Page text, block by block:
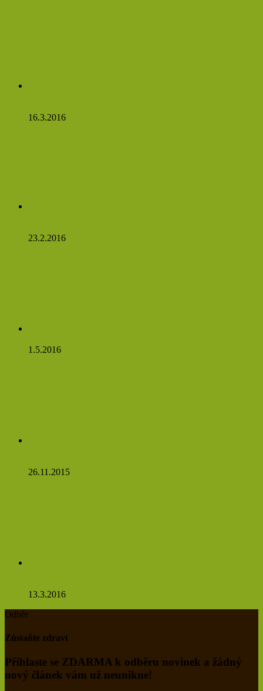
16.3.2016
23.2.2016
1.5.2016
26.11.2015
13.3.2016
Odběr
Zůstaňte zdraví
Přihlaste se ZDARMA k odběru novinek a žádný
nový článek vám už neunikne!